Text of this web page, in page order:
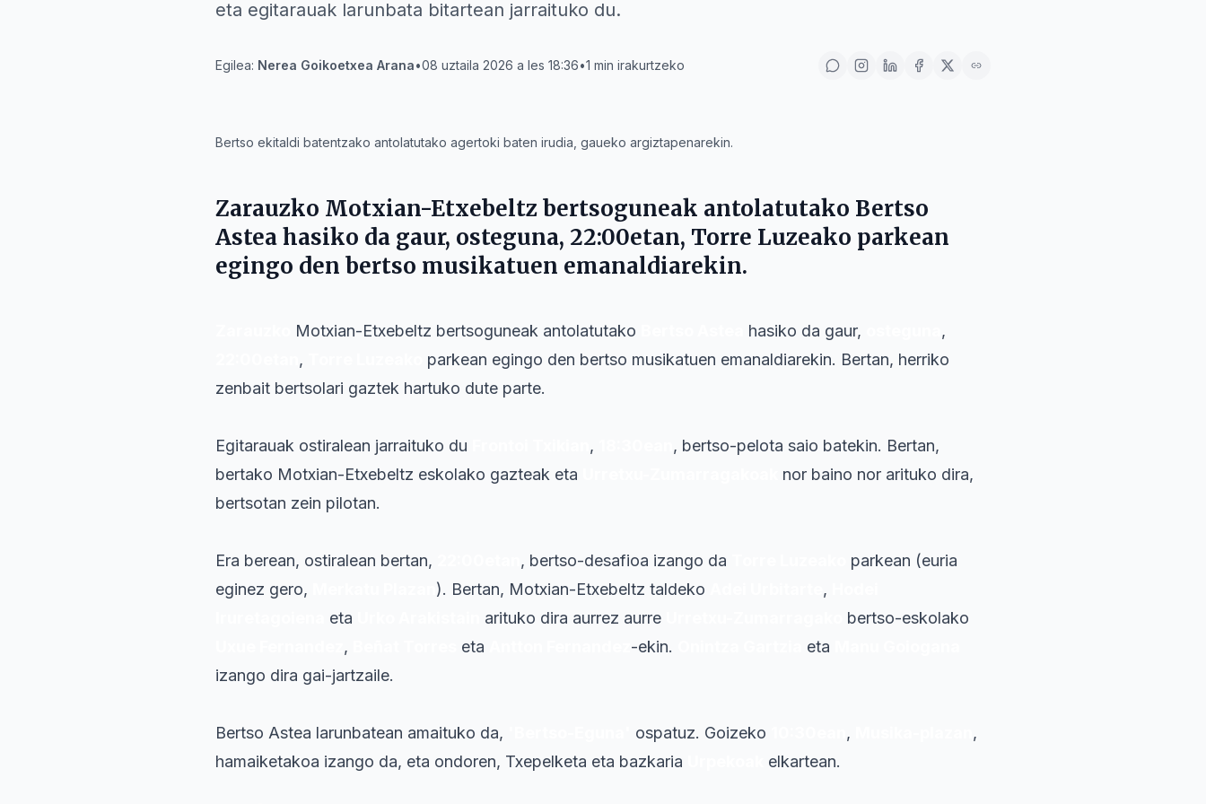
eta egitarauak larunbata bitartean jarraituko du.
Egilea: Nerea Goikoetxea Arana•08 uztaila 2026 a les 18:36•1 min irakurtzeko
Bertso ekitaldi batentzako antolatutako agertoki baten irudia, gaueko argiztapenarekin.
Zarauzko Motxian-Etxebeltz bertsoguneak antolatutako Bertso
Asteahasiko da gaur, osteguna, 22:00etan, Torre Luzeako parkean
egingo den bertso musikatuen emanaldiarekin.
Motxian-Etxebeltz bertsoguneak antolatutako hasiko da gaur,
,
,
parkean egingo den bertso musikatuen emanaldiarekin. Bertan, herriko
zenbait bertsolari gaztek hartuko dute parte.
Egitarauak ostiralean jarraituko du ,
, bertso-pelota saio batekin. Bertan,
bertako Motxian-Etxebeltz eskolako gazteak eta
nor baino nor arituko dira,
bertsotan zein pilotan.
Era berean, ostiralean bertan, , bertso-desafioa izango da
parkean (euria
eginez gero,
). Bertan, Motxian-Etxebeltz taldeko ,
eta arituko dira aurrez aurre
bertso-eskolako
, eta -ekin. eta
izango dira gai-jartzaile.
Bertso Astea larunbatean amaituko da, ospatuz. Goizeko ,
,
hamaiketakoa izango da, eta ondoren, Txepelketa eta bazkaria
elkartean.